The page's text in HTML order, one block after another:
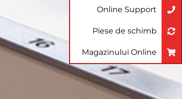
Online Support
Piese de schimb
Magazinului Online